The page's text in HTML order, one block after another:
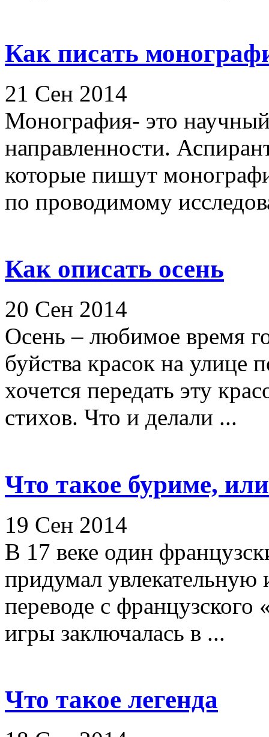
Как писать
21 Сен 2014
Монография- это
направленности.
которые пишут
по проводимому
Как описать осень
20 Сен 2014
Осень – любимое время
буйства красок на улице
хочется передать эту
стихов. Что и делали ...
Что такое буриме,
19 Сен 2014
В 17 веке один
придумал увлекательную
переводе с
игры заключалась в ...
Что такое легенда